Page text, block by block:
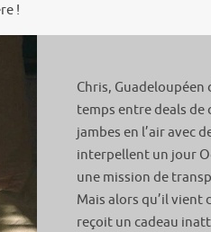
!
Chris, Guadeloupéen
temps entre deals de
jambes en l’air avec
interpellent un jour
une mission de
Mais alors qu’il vient
reçoit un cadeau